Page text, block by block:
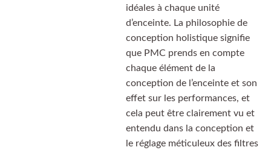
idéales à chaque unité
d’enceinte. La philosophie de
conception holistique signifie
que PMC prends en compte
chaque élément de la
conception de l’enceinte et son
effet sur les performances, et
cela peut être clairement vu et
entendu dans la conception et
le réglage méticuleux des filtres